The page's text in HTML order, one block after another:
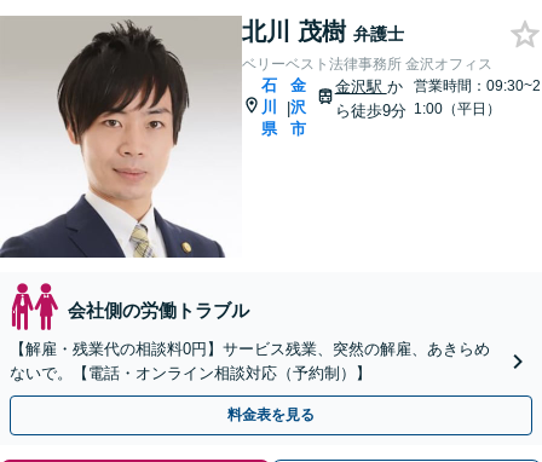
北川 茂樹 弁護士
ベリーベスト法律事務所 金沢オフィス
石
川
県
|
金
沢
市
金沢駅 か
ら徒歩9分
営業時間：09:30~2
1:00（平日）
会社側の労働トラブル
【解雇・残業代の相談料0円】サービス残業、突然の解雇、あきらめ
ないで。【電話・オンライン相談対応（予約制）】
料金表を見る